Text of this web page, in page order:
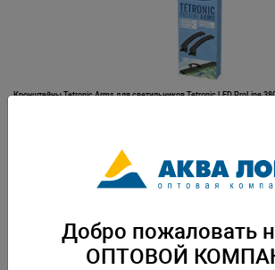
Кронштейны Tetronic Arms для светильников Tetronic LED ProLine
Добро пожаловать
ОПТОВОЙ